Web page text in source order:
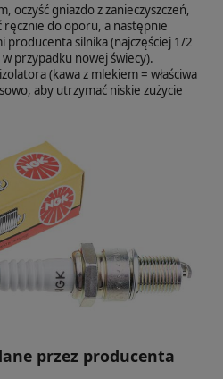
oczyść gniazdo z zanieczyszczeń,
do oporu, a następnie
producenta silnika (najczęściej 1/2
przypadku nowej świecy).
(kawa z mlekiem = właściwa
aby utrzymać niskie zużycie
przez producenta